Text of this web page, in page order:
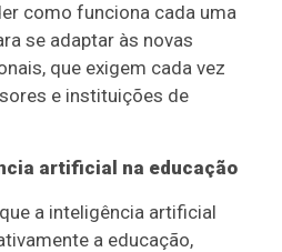
como funciona cada uma
se adaptar às novas
que exigem cada vez
e instituições de
artificial na educação
a inteligência artificial
a educação,